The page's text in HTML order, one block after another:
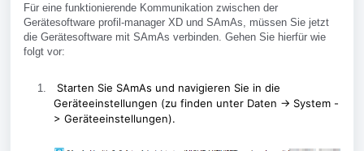
Für eine funktionierende Kommunikation zwischen der
Gerätesoftware profil-manager XD und SAmAs, müssen Sie jetzt
die Gerätesoftware mit SAmAs verbinden. Gehen Sie hierfür wie
folgt vor:
Starten Sie SAmAs und navigieren Sie in die
Geräteeinstellungen (zu finden unter Daten -> System -
> Geräteeinstellungen).